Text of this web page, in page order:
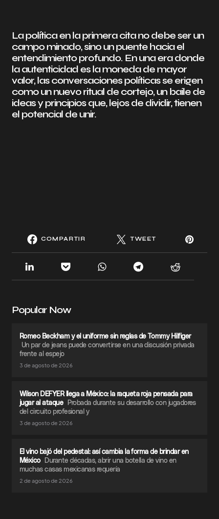
La política en la primera cita no debe ser un
campo minado, sino un puente hacia el
entendimiento profundo. En una era donde
la autenticidad es la moneda de mayor
valor, las conversaciones políticas se erigen
como un nuevo ritual de cortejo, un baile de
ideas y principios que, lejos de dividir, tienen
el potencial de unir.
COMPARTIR TWEET
Popular Now
Romeo Beckham y el uniforme sin reglas de Tommy Hilfiger
Un par de jeans puede convertirse en una discusión privada
frente al espejo
3 de agosto de 2026
Wilson DEFYER llega a México: la raqueta roja pensada para
jugar al ataque Probada durante su desarrollo con jugadores
del circuito profesional y
3 de agosto de 2026
El vino bajó del pedestal: así cambia la forma de brindar en
México Durante décadas, abrir una botella de vino en
muchas casas mexicanas requería
2 de agosto de 2026